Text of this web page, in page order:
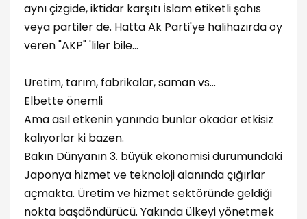
aynı çizgide, iktidar karşıtı İslam etiketli şahıs
veya partiler de. Hatta Ak Parti'ye halihazırda oy
veren "AKP" 'liler bile...
Üretim, tarım, fabrikalar, saman vs...
Elbette önemli
Ama asıl etkenin yanında bunlar okadar etkisiz
kalıyorlar ki bazen.
Bakın Dünyanın 3. büyük ekonomisi durumundaki
Japonya hizmet ve teknoloji alanında çığırlar
açmakta. Üretim ve hizmet sektöründe geldiği
nokta başdöndürücü. Yakında ülkeyi yönetmek